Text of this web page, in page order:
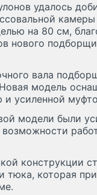
удалось
на 80 см,
нового
вала
модель
и усиленной
модели были
возможности
конструкции
тюка, которая